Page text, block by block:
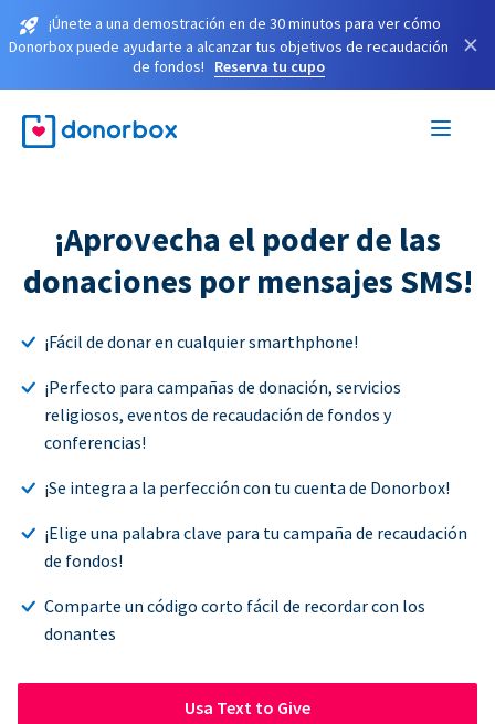
¡Únete a una demostración en de 30 minutos para ver cómo
Donorbox puede ayudarte a alcanzar tus objetivos de recaudación
de fondos!
Reserva tu cupo
×
¡Aprovecha el poder de las
donaciones por mensajes SMS!
¡Fácil de donar en cualquier smarthphone!
¡Perfecto para campañas de donación, servicios
religiosos, eventos de recaudación de fondos y
conferencias!
¡Se integra a la perfección con tu cuenta de Donorbox!
¡Elige una palabra clave para tu campaña de recaudación
de fondos!
Comparte un código corto fácil de recordar con los
donantes
Usa Text to Give